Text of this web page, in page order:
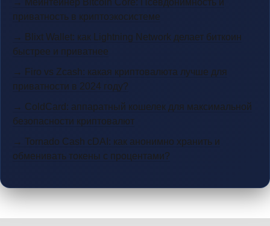
→ Мейнтейнер Bitcoin Core: Псевдонимность и
приватность в криптоэкосистеме
→ Blixt Wallet: как Lightning Network делает биткоин
быстрее и приватнее
→ Firo vs Zcash: какая криптовалюта лучше для
приватности в 2024 году?
→ ColdCard: аппаратный кошелек для максимальной
безопасности криптовалют
→ Tornado Cash cDAI: как анонимно хранить и
обменивать токены с процентами?